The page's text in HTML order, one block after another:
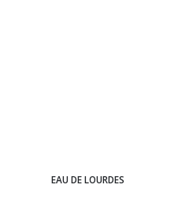
EAU DE LOURDES